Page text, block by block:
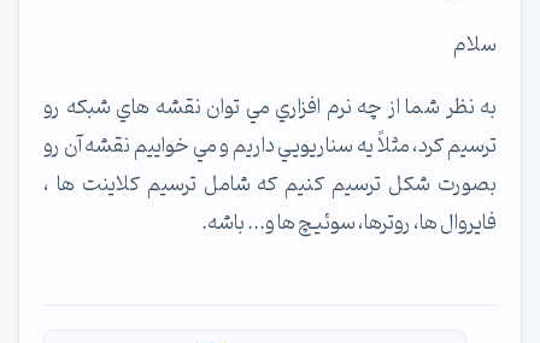
سلام
به نظر شما از چه نرم افزاري مي توان نقشه هاي شبكه رو
ترسيم كرد، مثلاً يه سناريويي داريم و مي خواييم نقشه آن رو
بصورت شكل ترسيم كنيم كه شامل ترسيم كلاينت ها ،
فايروال ها، روترها، سوئيچ ها و... باشه.